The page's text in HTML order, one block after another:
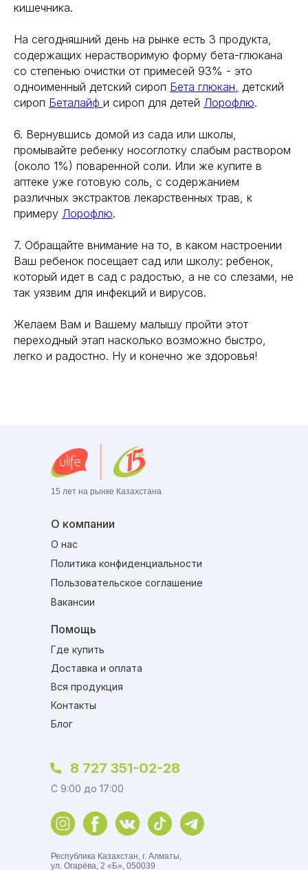
кишечника.
На сегодняшний день на рынке есть 3 продукта,
содержащих нерастворимую форму бета-глюкана
со степенью очистки от примесей 93% - это
одноименный детский сироп Бета глюкан, детский
сироп Беталайф и сироп для детей Лорофлю.
6. Вернувшись домой из сада или школы,
промывайте ребенку носоглотку слабым раствором
(около 1%) поваренной соли. Или же купите в
аптеке уже готовую соль, с содержанием
различных экстрактов лекарственных трав, к
примеру Лорофлю.
7. Обращайте внимание на то, в каком настроении
Ваш ребенок посещает сад или школу: ребенок,
который идет в сад с радостью, а не со слезами, не
так уязвим для инфекций и вирусов.
Желаем Вам и Вашему малышу пройти этот
переходный этап насколько возможно быстро,
легко и радостно. Ну и конечно же здоровья!
15 лет на рынке Казахстана
О компании
Помощь
Республика Казахстан, г. Алматы,
ул. Огарёва, 2 «Б», 050039
О нас
Политика конфиденциальности
Пользовательское соглашение
Вакансии
Где купить
Доставка и оплата
Вся продукция
Контакты
C 9:00 до 17:00
Блог
8 727 351-02-28